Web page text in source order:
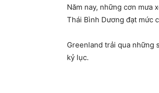
Năm nay, những cơn mưa
Thái Bình Dương đạt mức
Greenland trải qua những
kỷ lục.